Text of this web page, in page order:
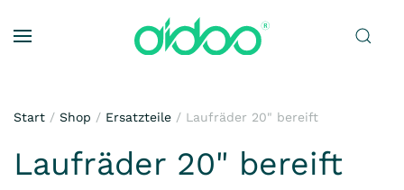
Zum Hauptinhalt springen
Start / Shop / Ersatzteile / Laufräder 20" bereift
Laufräder 20" bereift